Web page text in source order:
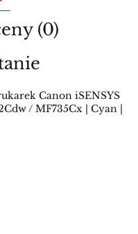
(0)
Canon iSENSYS
/ MF735Cx | Cyan |